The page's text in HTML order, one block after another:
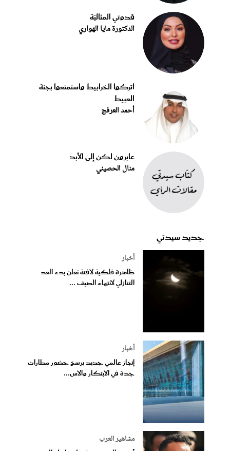
قدوتي المثاليّة
الدكتورة مايا الهواري
اتركوا الخرابيط واستمتعوا بجنة
العبيط
أحمد العرفج
عابرون لكن إلى الأبد
منال الحصيني
جديد سيدتي
أخبار
ظاهرة فلكية لافتة تعلن بدء العد
التنازلي لانتهاء الصيف ...
أخبار
إنجاز عالمي جديد يرسخ حضور مطارات
جدة في الابتكار والاس...
مشاهير العرب